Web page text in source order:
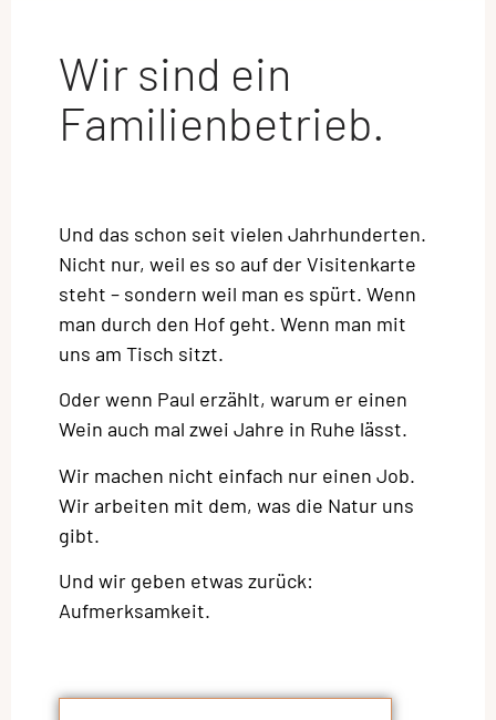
Wir sind ein
Familienbetrieb.
Und das schon seit vielen Jahrhunderten.
Nicht nur, weil es so auf der Visitenkarte
steht – sondern weil man es spürt. Wenn
man durch den Hof geht. Wenn man mit
uns am Tisch sitzt.
Oder wenn Paul erzählt, warum er einen
Wein auch mal zwei Jahre in Ruhe lässt.
Wir machen nicht einfach nur einen Job.
Wir arbeiten mit dem, was die Natur uns
gibt.
Und wir geben etwas zurück:
Aufmerksamkeit.